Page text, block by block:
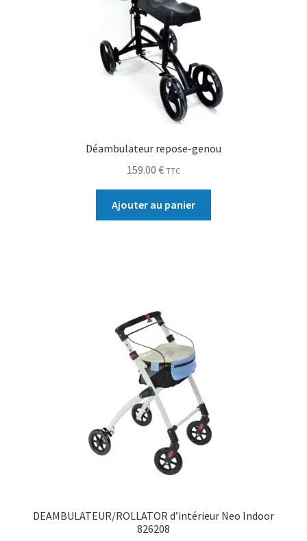
Déambulateur repose-genou
159.00 € TTC
Ajouter au panier
DEAMBULATEUR/ROLLATOR d’intérieur Neo Indoor
826208